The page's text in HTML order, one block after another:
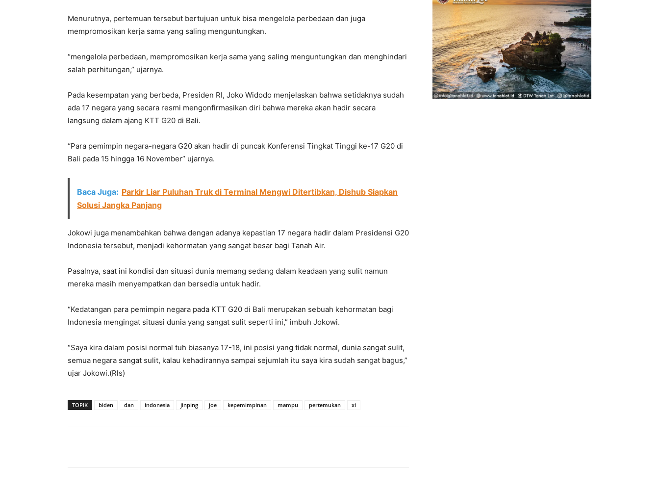
Menurutnya, pertemuan tersebut bertujuan untuk bisa mengelola perbedaan dan juga
mempromosikan kerja sama yang saling menguntungkan.
“mengelola perbedaan, mempromosikan kerja sama yang saling menguntungkan dan menghindari
salah perhitungan,” ujarnya.
Pada kesempatan yang berbeda, Presiden RI, Joko Widodo menjelaskan bahwa setidaknya sudah
ada 17 negara yang secara resmi mengonfirmasikan diri bahwa mereka akan hadir secara
langsung dalam ajang KTT G20 di Bali.
“Para pemimpin negara-negara G20 akan hadir di puncak Konferensi Tingkat Tinggi ke-17 G20 di
Bali pada 15 hingga 16 November” ujarnya.
Baca Juga: Parkir Liar Puluhan Truk di Terminal Mengwi Ditertibkan, Dishub Siapkan
Solusi Jangka Panjang
Jokowi juga menambahkan bahwa dengan adanya kepastian 17 negara hadir dalam Presidensi G20
Indonesia tersebut, menjadi kehormatan yang sangat besar bagi Tanah Air.
Pasalnya, saat ini kondisi dan situasi dunia memang sedang dalam keadaan yang sulit namun
mereka masih menyempatkan dan bersedia untuk hadir.
“Kedatangan para pemimpin negara pada KTT G20 di Bali merupakan sebuah kehormatan bagi
Indonesia mengingat situasi dunia yang sangat sulit seperti ini,” imbuh Jokowi.
“Saya kira dalam posisi normal tuh biasanya 17-18, ini posisi yang tidak normal, dunia sangat sulit,
semua negara sangat sulit, kalau kehadirannya sampai sejumlah itu saya kira sudah sangat bagus,”
ujar Jokowi.(Rls)
TOPIK biden dan indonesia jinping joe kepemimpinan mampu pertemukan xi